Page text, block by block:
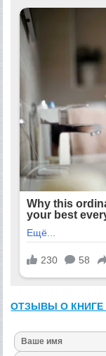
ОТЗЫВЫ О КНИГЕ